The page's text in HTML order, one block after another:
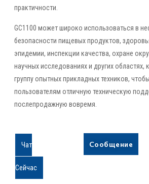
практичности.
GC1100 может широко использоваться в
безопасности пищевых продуктов,
эпидемии, инспекции качества, охране
научных исследованиях и других областях,
группу опытных прикладных техников,
пользователям отличную техническую
послепродажную вовремя.
Чат
Сейчас
Сообщение